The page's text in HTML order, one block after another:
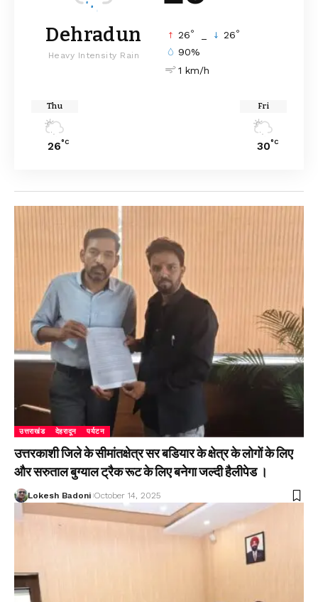
Dehradun
Heavy Intensity Rain
26° 26°
90%
1 km/h
Thu
26°C
Fri
30°C
उत्तराखंड देहरादून पर्यटन
उत्तरकाशी जिले के सीमांतक्षेत्र सर बडियार के क्षेत्र के लोगों के लिए
और सरुताल बुग्याल ट्रैक रूट के लिए बनेगा जल्दी हैलीपेड ।
Lokesh Badoni October 14, 2025